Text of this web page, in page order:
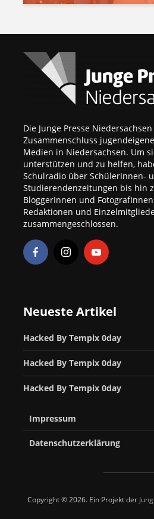
Die Junge Presse
Zusammenschluss
Medien in Niedersachsen. Um
unterstützen und zu helfen,
Schulradio über SchülerInnen-
Studierendenzeitungen bis hin
BloggerInnen und
Redaktionen und
zusammengeschlossen.
Neueste Artikel
Hacked By Tempix 0day
Hacked By Tempix 0day
Hacked By Tempix 0day
Impressum
Datenschutzerklärung
Copyright © 2026. Ein Projekt der